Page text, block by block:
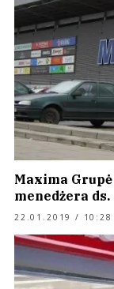
Maxima
menedżera
22.01.2019 / 10:28